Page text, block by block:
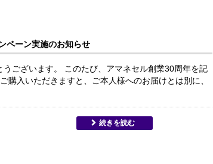
ペーン実施のお知らせ
ございます。 このたび、アマネセル創業30周年を記
入いただきますと、ご本人様へのお届けとは別に、
続きを読む